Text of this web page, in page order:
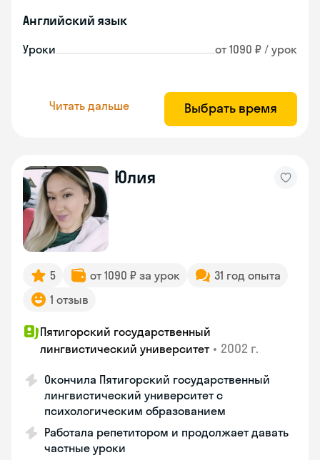
Английский язык
Уроки от 1090 ₽ / урок
Читать дальше Выбрать время
Юлия
5 от 1090 ₽ за урок
31 год опыта
1 отзыв
Пятигорский государственный
лингвистический университет • 2002 г.
Окончила Пятигорский государственный
лингвистический университет с
психологическим образованием
Работала репетитором и продолжает давать
частные уроки